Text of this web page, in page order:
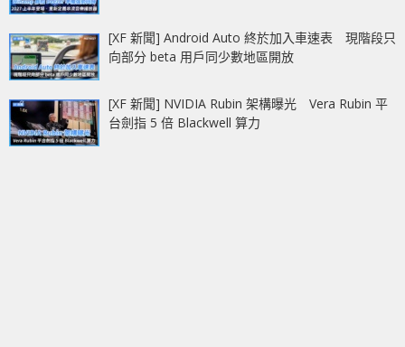
[XF 新聞] Android Auto 終於加入車速表 現階段只
向部分 beta 用戶同少數地區開放
[XF 新聞] NVIDIA Rubin 架構曝光 Vera Rubin 平
台劍指 5 倍 Blackwell 算力